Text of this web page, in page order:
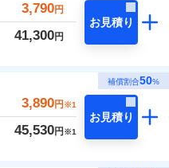
3,790円
41,300円
お見積り
補償割合50%
3,890円 ※1
45,530円 ※1
お見積り